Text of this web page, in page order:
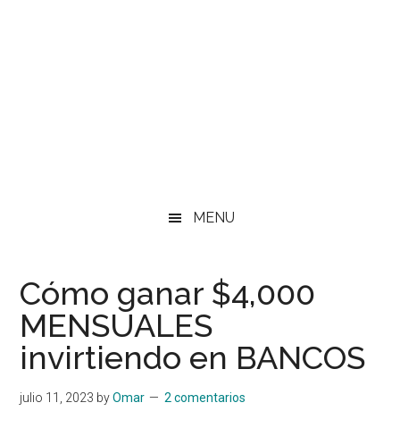
MENU
Cómo ganar $4,000
MENSUALES
invirtiendo en BANCOS
julio 11, 2023 byOmar 2 comentarios